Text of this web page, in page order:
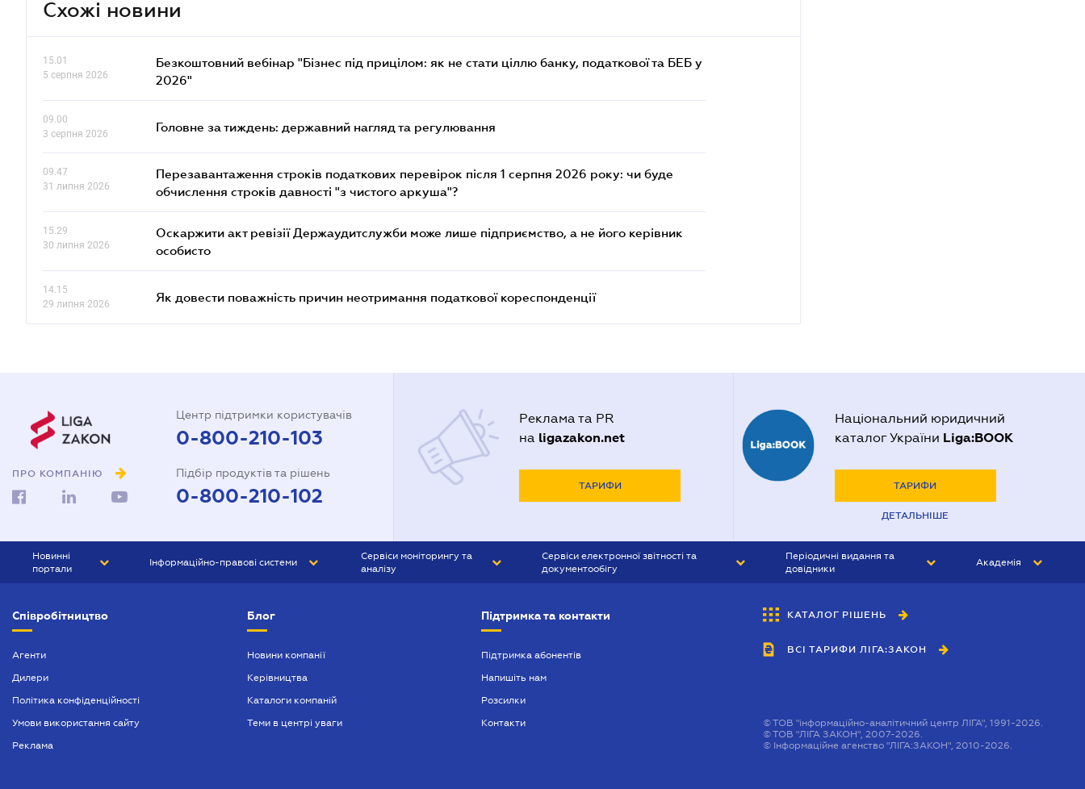
Схожі новини
15.01
5 серпня 2026
Безкоштовний вебінар "Бізнес під прицілом: як не стати ціллю банку, податкової та БЕБ у
2026"
09.00
3 серпня 2026
Головне за тиждень: державний нагляд та регулювання
09.47
31 липня 2026
Перезавантаження строків податкових перевірок після 1 серпня 2026 року: чи буде
обчислення строків давності "з чистого аркуша"?
15.29
30 липня 2026
Оскаржити акт ревізії Держаудитслужби може лише підприємство, а не його керівник
особисто
14.15
29 липня 2026
Як довести поважність причин неотримання податкової кореспонденції
ПРО КОМПАНІЮ
Центр підтримки користувачів
0-800-210-103
Підбір продуктів та рішень
0-800-210-102
Реклама та PR
на ligazakon.net
ТАРИФИ
Національний юридичний
каталог України Liga:BOOK
ТАРИФИ
ДЕТАЛЬНІШЕ
Новинні
портали
БІЗНЕС
Інформаційно-правові системи
БУХГАЛТЕР ПРОФ
Сервіси моніторингу та
аналізу
Сервіси електронної звітності та
документообігу
Періодичні видання та
довідники
БУХГАЛТЕР&ЗАКОН
ВІСНИК МСФЗ
Академія
Співробітництво
Агенти
Дилери
Політика конфіденційності
Умови використання сайту
Реклама
Блог
Новини компанії
Керівництва
Каталоги компаній
Теми в центрі уваги
Підтримка та контакти
Підтримка абонентів
Напишіть нам
Розсилки
Контакти
КАТАЛОГ РІШЕНЬ
ВСІ ТАРИФИ ЛІГА:ЗАКОН
©ТОВ "інформаційно-аналітичний центр ЛІГА", 1991-2026.
©ТОВ "ЛІГА ЗАКОН", 2007-2026.
© Інформаційне агенство "ЛІГА:ЗАКОН", 2010-2026.